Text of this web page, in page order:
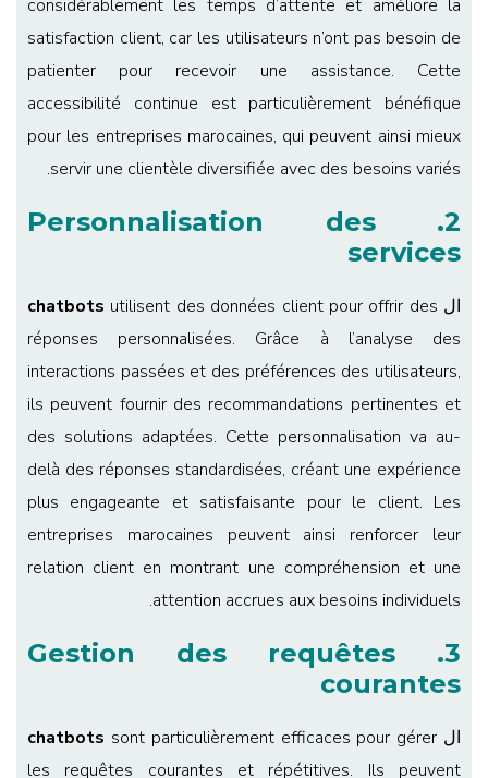
considérablement les temps d’attente et améliore la
satisfaction client, car les utilisateurs n’ont pas besoin de
patienter pour recevoir une assistance. Cette
accessibilité continue est particulièrement bénéfique
pour les entreprises marocaines, qui peuvent ainsi mieux
servir une clientèle diversifiée avec des besoins variés.
2. Personnalisation des
services
ال chatbots utilisent des données client pour offrir des
réponses personnalisées. Grâce à l’analyse des
interactions passées et des préférences des utilisateurs,
ils peuvent fournir des recommandations pertinentes et
des solutions adaptées. Cette personnalisation va au-
delà des réponses standardisées, créant une expérience
plus engageante et satisfaisante pour le client. Les
entreprises marocaines peuvent ainsi renforcer leur
relation client en montrant une compréhension et une
attention accrues aux besoins individuels.
3. Gestion des requêtes
courantes
ال chatbots sont particulièrement efficaces pour gérer
les requêtes courantes et répétitives. Ils peuvent